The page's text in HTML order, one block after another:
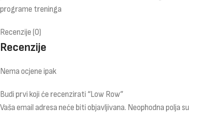
programe treninga
Recenzije (0)
Recenzije
Nema ocjene ipak
Budi prvi koji će recenzirati “Low Row”
Vaša email adresa neće biti objavljivana. Neophodna polja su